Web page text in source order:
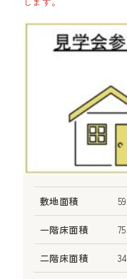
敷地面積
一階床面積
二階床面積